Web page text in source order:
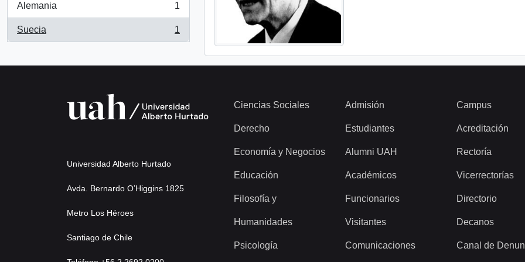
Alemania
, 1 results
1
Suecia
, 1 results
1
Universidad Alberto Hurtado
Avda. Bernardo O’Higgins 1825
Metro Los Héroes
Santiago de Chile
Ciencias Sociales
Derecho
Economía y Negocios
Educación
Filosofía y
Humanidades
Psicología
Admisión
Estudiantes
Alumni UAH
Académicos
Funcionarios
Visitantes
Comunicaciones
Campus
Acreditación
Rectoría
Vicerrectorías
Directorio
Decanos
Canal de